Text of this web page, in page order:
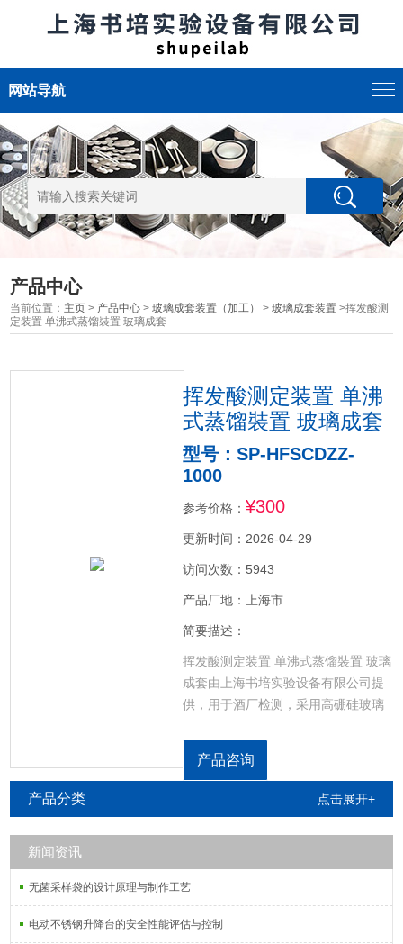
网站导航
产品中心
当前位置： 主页 > 产品中心 >玻璃成套装置（加工） >玻璃成套装置 >挥发酸测
定装置 单沸式蒸馏裝置 玻璃成套
挥发酸测定装置 单沸
式蒸馏裝置 玻璃成套
型号：SP-HFSCDZZ-
1000
参考价格： ¥300
更新时间：2026-04-29
访问次数：5943
产品厂地：上海市
简要描述：
挥发酸测定装置 单沸式蒸馏裝置 玻璃
成套由上海书培实验设备有限公司提
供，用于酒厂检测，采用高硼硅玻璃
管，玻璃比色皿，干燥器，漏斗（砂
芯漏斗，分液漏斗，三角漏斗），称
剂过滤器，点样毛细管，刻度吸管，
产品咨询
产品分类 点击展开+
新闻资讯
无菌采样袋的设计原理与制作工艺
电动不锈钢升降台的安全性能评估与控制